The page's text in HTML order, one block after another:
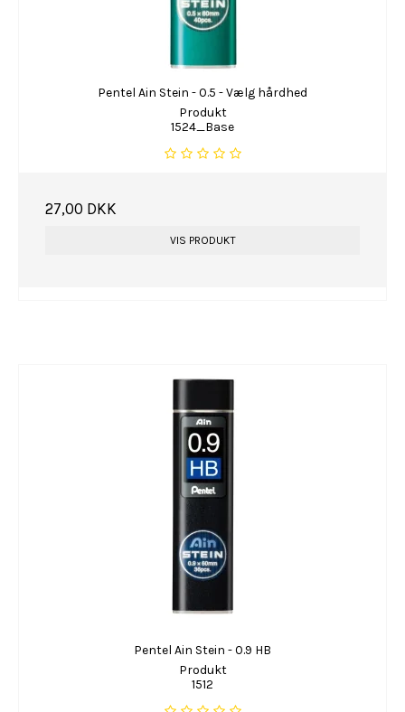
Pentel Ain Stein - 0.5 - Vælg hårdhed
Produkt
1524_Base
27,00 DKK
VIS PRODUKT
Pentel Ain Stein - 0.9 HB
Produkt
1512